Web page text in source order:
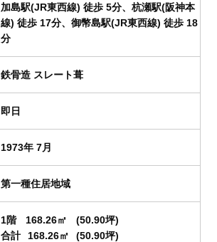
加島駅(JR東西線) 徒歩 5分、杭瀬駅(阪神本
線) 徒歩 17分、御幣島駅(JR東西線) 徒歩 18
分
鉄骨造 スレート葺
即日
1973年 7月
第一種住居地域
1階 168.26㎡
(50.90坪)
合計
168.26㎡ (50.90坪)